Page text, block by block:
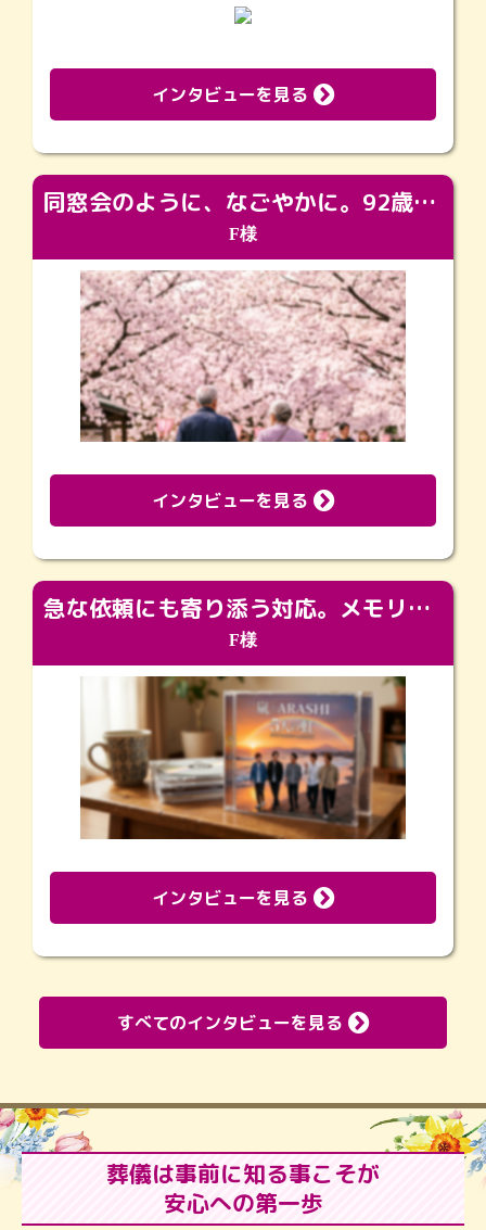
インタビューを見る
同窓会のように、なごやかに。92歳の旅立ちを彩った、再会と感謝の場
F様
インタビューを見る
急な依頼にも寄り添う対応。メモリアルコーナーで振り返る大切な日々
F様
インタビューを見る
すべてのインタビューを見る
葬儀は事前に知る事こそが
安心への第一歩